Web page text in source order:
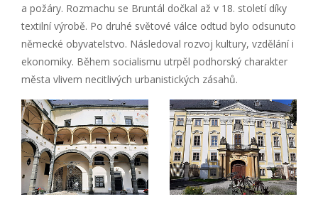
a požáry. Rozmachu se Bruntál dočkal až v 18. století díky
textilní výrobě. Po druhé světové válce odtud bylo odsunuto
německé obyvatelstvo. Následoval rozvoj kultury, vzdělání i
ekonomiky. Během socialismu utrpěl podhorský charakter
města vlivem necitlivých urbanistických zásahů.